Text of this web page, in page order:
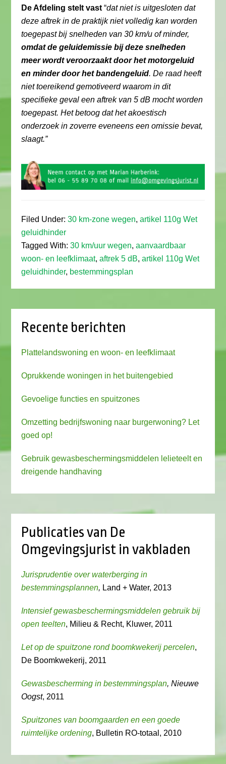
De Afdeling stelt vast “dat niet is uitgesloten dat
deze aftrek in de praktijk niet volledig kan worden
toegepast bij snelheden van 30 km/u of minder,
omdat de geluidemissie bij deze snelheden
meer wordt veroorzaakt door het motorgeluid
en minder door het bandengeluid. De raad heeft
niet toereikend gemotiveerd waarom in dit
specifieke geval een aftrek van 5 dB mocht worden
toegepast. Het betoog dat het akoestisch
onderzoek in zoverre eveneens een omissie bevat,
slaagt.”
Filed Under:30 km-zone wegen,artikel 110g Wet
geluidhinder
Tagged With:30 km/uur wegen,aanvaardbaar
woon- en leefklimaat,aftrek 5 dB,artikel 110g Wet
geluidhinder, bestemmingsplan
Recente berichten
Plattelandswoning en woon- en leefklimaat
Oprukkende woningen in het buitengebied
Gevoelige functies en spuitzones
Omzetting bedrijfswoning naar burgerwoning? Let
goed op!
Gebruik gewasbeschermingsmiddelen lelieteelt en
dreigende handhaving
Publicaties van De
Omgevingsjurist in vakbladen
Jurisprudentie over waterberging in
bestemmingsplannen, Land + Water, 2013
Intensief gewasbeschermingsmiddelen gebruik bij
open teelten, Milieu & Recht, Kluwer, 2011
Let op de spuitzone rond boomkwekerij percelen,
De Boomkwekerij, 2011
Gewasbescherming in bestemmingsplan, Nieuwe
Oogst, 2011
Spuitzones van boomgaarden en een goede
ruimtelijke ordening, Bulletin RO-totaal, 2010